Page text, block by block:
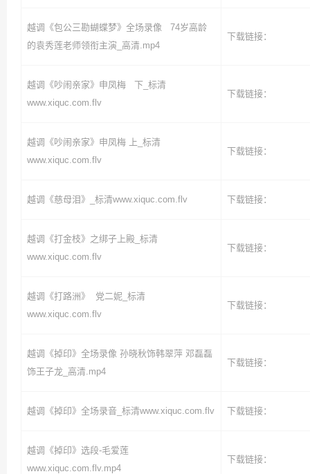
越调《包公三勘蝴蝶梦》全场录像 74岁高龄
的袁秀莲老师领衔主演_高清.mp4
下载链接：
越调《吵闹亲家》申凤梅 下_标清
www.xiquc.com.flv
下载链接：
越调《吵闹亲家》申凤梅 上_标清
www.xiquc.com.flv
下载链接：
越调《慈母泪》_标清www.xiquc.com.flv 下载链接：
越调《打金枝》之绑子上殿_标清
www.xiquc.com.flv
下载链接：
越调《打路洲》 党二妮_标清
www.xiquc.com.flv
下载链接：
越调《掉印》全场录像 孙晓秋饰韩翠萍 邓磊磊
饰王子龙_高清.mp4
下载链接：
越调《掉印》全场录音_标清www.xiquc.com.flv 下载链接：
越调《掉印》选段-毛爱莲
www.xiquc.com.flv.mp4
下载链接：